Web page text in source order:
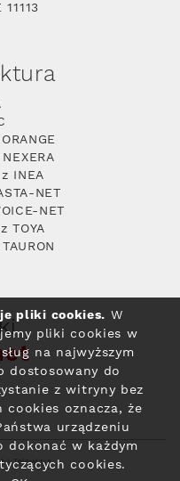
INEA
NET
NET
TOYA
i Telewizja
pliki cookies. W
pliki cookies w
na najwyższym
dostosowany do
z witryny bez
cookies oznacza, że
urządzeniu
dokonać w każdym
cookies.